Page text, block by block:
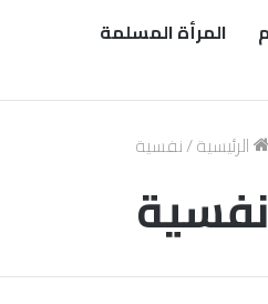
المرأة المسلمة
الرئيسية/نفسية
نفسية